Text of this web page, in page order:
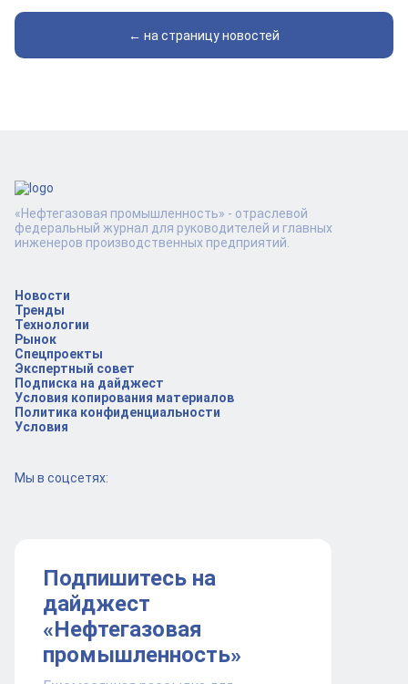
← на страницу новостей
Новости
Тренды
Технологии
Рынок
Спецпроекты
Экспертный совет
Подписка на дайджест
Условия копирования материалов
Политика конфиденциальности
Условия
Мы в соцсетях:
Подпишитесь на
дайджест
«Нефтегазовая
промышленность»
«Нефтегазовая промышленность» - отраслевой
федеральный журнал для руководителей и главных
инженеров производственных предприятий.